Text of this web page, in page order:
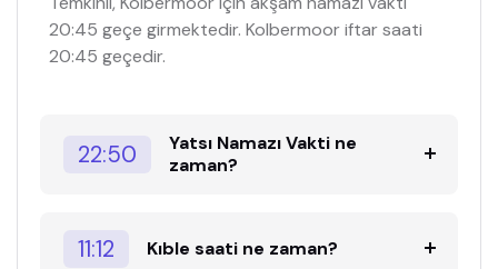
20:45 geçe girmektedir. Kolbermoor iftar saati
20:45 geçedir.
22:50
Yatsı Namazı Vakti ne
zaman?
11:12 Kıble saati ne zaman?